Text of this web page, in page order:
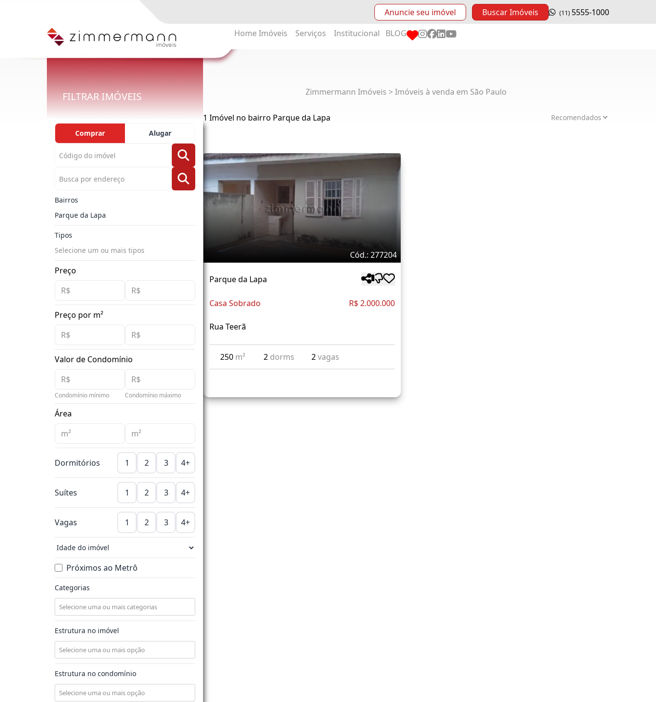
Anuncie seu imóvel Buscar Imóveis (11) 5555-1000
Home Imóveis Serviços Institucional BLOG
FILTRAR IMÓVEIS
Comprar Alugar
Bairros
Parque da Lapa
Tipos
Selecione um ou mais tipos
Preço
Preço por m²
Valor de Condomínio
Condomínio mínimo Condomínio máximo
Área
Dormitórios 1 2 3 4+
Suítes 1 2 3 4+
Vagas 1 2 3 4+
Próximos ao Metrô
Categorias
Estrutura no imóvel
Estrutura no condomínio
Zimmermann Imóveis > Imóveis à venda em São Paulo
1 Imóvel no bairro Parque da Lapa
Cód.: 277204
Parque da Lapa
Casa Sobrado R$ 2.000.000
Rua Teerã
250 m² 2 dorms 2vagas